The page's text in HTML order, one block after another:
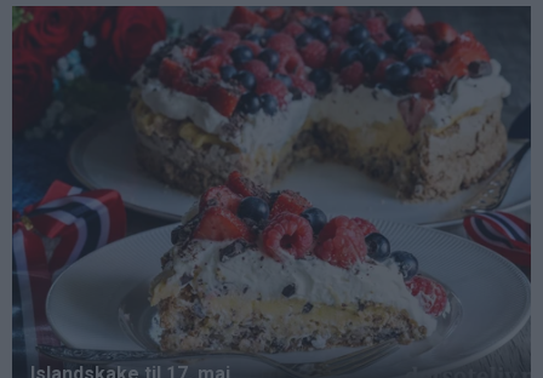
Hopp
hovedinnhold